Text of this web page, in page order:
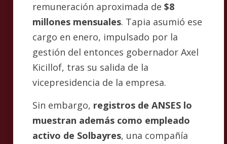
remuneración aproximada de $8
millones mensuales. Tapia asumió ese
cargo en enero, impulsado por la
gestión del entonces gobernador Axel
Kicillof, tras su salida de la
vicepresidencia de la empresa.
Sin embargo, registros de ANSES lo
muestran además como empleado
activo de Solbayres, una compañía